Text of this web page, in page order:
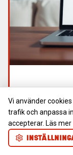
Skydda din
Vi använder
trafik och anpassa
accepterar. Läs mer